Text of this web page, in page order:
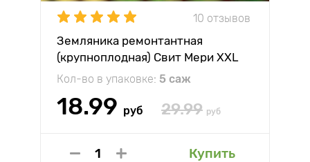
10 отзывов
Земляника ремонтантная
(крупноплодная) Свит Мери XXL
Кол-во в упаковке: 5 саж
18.99 руб 29.99 руб
Купить